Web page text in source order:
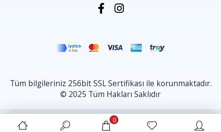
Tüm bilgileriniz 256bit SSL Sertifikası ile korunmaktadır.
© 2025 Tüm Hakları Saklıdır
0